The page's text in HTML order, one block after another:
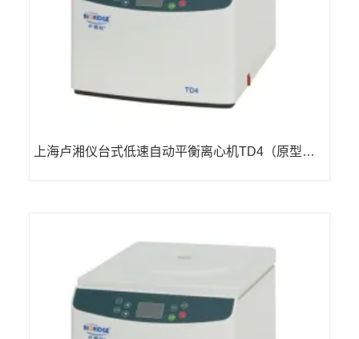
上海卢湘仪台式低速自动平衡离心机TD4（原型号T